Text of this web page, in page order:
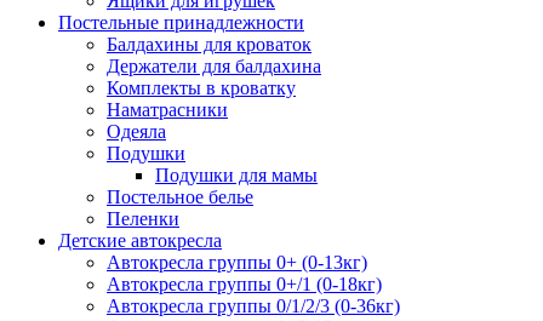
Постельные принадлежности
Балдахины для кроваток
Держатели для балдахина
Комплекты в кроватку
Наматрасники
Одеяла
Подушки
Подушки для мамы
Постельное белье
Пеленки
Детские автокресла
Автокресла группы 0+ (0-13кг)
Автокресла группы 0+/1 (0-18кг)
Автокресла группы 0/1/2/3 (0-36кг)